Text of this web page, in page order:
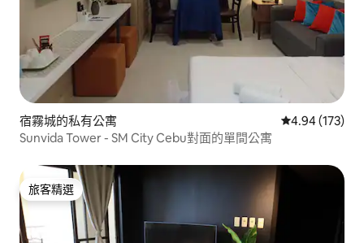
宿霧城的私有公寓 從 173 則評價
4.94 (173)
Sunvida Tower - SM City Cebu對面的單間公寓
旅客精選
旅客精選